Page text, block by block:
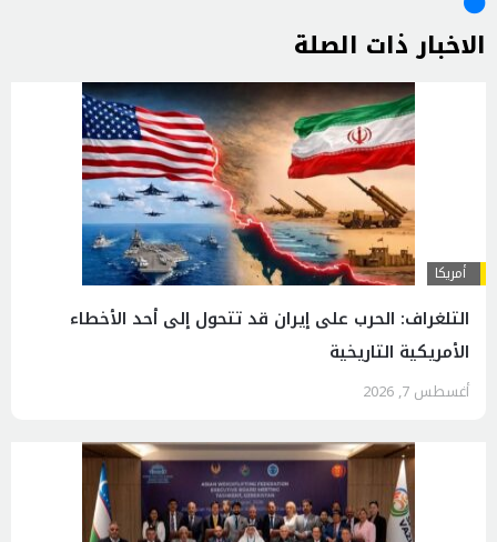
الاخبار ذات الصلة
أمريكا
التلغراف: الحرب على إيران قد تتحول إلى أحد الأخطاء
الأمريكية التاريخية
أغسطس 7, 2026